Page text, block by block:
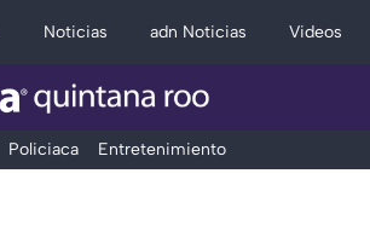
Noticias adn Noticias Videos
Policiaca Entretenimiento